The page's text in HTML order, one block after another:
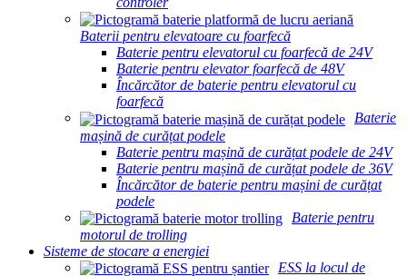
Baterii pentru elevatoare cu foarfecă
Baterie pentru elevatorul cu foarfecă de 24V
Baterie pentru elevator foarfecă de 48V
Încărcător de baterie pentru elevatorul cu
foarfecă
Baterie
mașină de curățat podele
Baterie pentru mașină de curățat podele de 24V
Baterie pentru mașină de curățat podele de 36V
Încărcător de baterie pentru mașini de curățat
podele
Baterie pentru
motorul de trolling
Sisteme de stocare a energiei
ESS la locul de